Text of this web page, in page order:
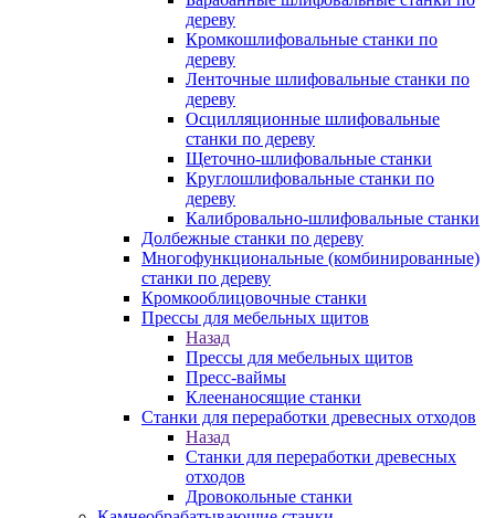
дереву
Кромкошлифовальные станки по
дереву
Ленточные шлифовальные станки по
дереву
Осцилляционные шлифовальные
станки по дереву
Щеточно-шлифовальные станки
Круглошлифовальные станки по
дереву
Калибровально-шлифовальные станки
Долбежные станки по дереву
Многофункциональные (комбинированные)
станки по дереву
Кромкооблицовочные станки
Прессы для мебельных щитов
Назад
Прессы для мебельных щитов
Пресс-ваймы
Клеенаносящие станки
Станки для переработки древесных отходов
Назад
Станки для переработки древесных
отходов
Дровокольные станки